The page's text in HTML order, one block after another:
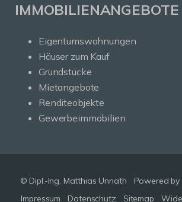
IMMOBILIENANGEBOTE
Eigentumswohnungen
Häuser zum Kauf
Grundstücke
Mietangebote
Renditeobjekte
Gewerbeimmobilien
© Dipl.-Ing. Matthias Unnath
Powered by
Impressum
Datenschutz Sitemap